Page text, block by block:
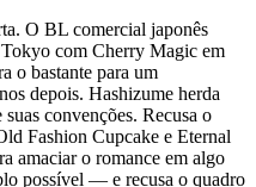
O BL comercial japonês
com Cherry Magic em
o bastante para um
depois. Hashizume herda
convenções. Recusa o
Fashion Cupcake e Eternal
amaciar o romance em algo
possível — e recusa o quadro